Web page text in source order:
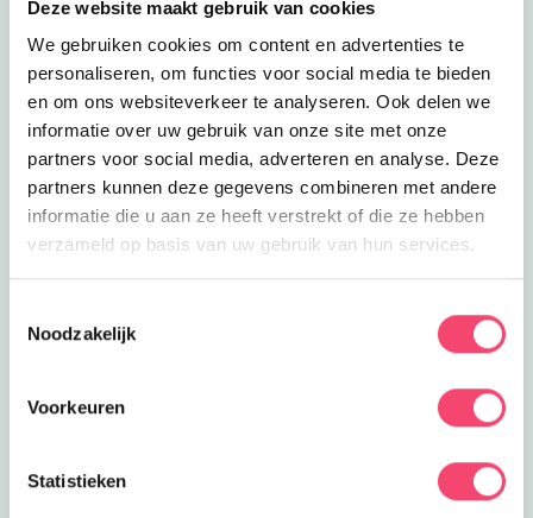
Deze website maakt gebruik van cookies
We gebruiken cookies om content en advertenties te
personaliseren, om functies voor social media te bieden
en om ons websiteverkeer te analyseren. Ook delen we
informatie over uw gebruik van onze site met onze
partners voor social media, adverteren en analyse. Deze
partners kunnen deze gegevens combineren met andere
informatie die u aan ze heeft verstrekt of die ze hebben
verzameld op basis van uw gebruik van hun services.
Noodzakelijk
Voorkeuren
Statistieken
5.6 km
Uitagenda
Bosbaden voor gezinnen
Bosbaden voor gezinnen in het
Lees meer Bosbaden voor gezinnen
7.1 km
Op kamp
Ponykamp in Glimmen
Kom naar een gaaf ponykamp van
manege de Bongerd in Glimmen.
Ponykamp in Glimmen
Ontdek Plaza Sportz Assen. Dé in- en
Interactief kindertheater op het beach
terras bij Pand 17 in Assen. Madame